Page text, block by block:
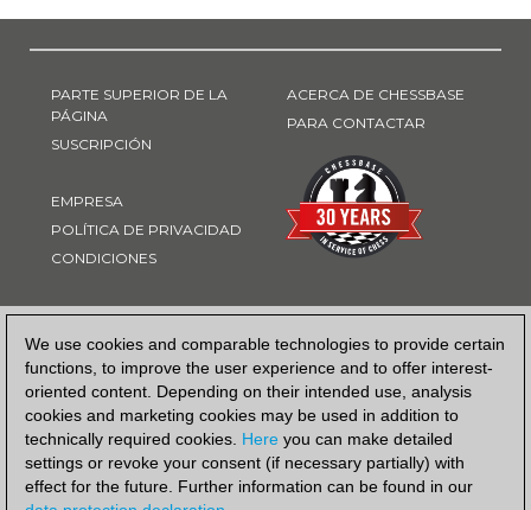
We use cookies and comparable technologies to provide certain
functions, to improve the user experience and to offer interest-
oriented content. Depending on their intended use, analysis
cookies and marketing cookies may be used in addition to
technically required cookies. Here you can make detailed
settings or revoke your consent (if necessary partially) with
effect for the future. Further information can be found in our
PARTE SUPERIOR DE LA
PÁGINA
SUSCRIPCIÓN
EMPRESA
POLÍTICA DE PRIVACIDAD
CONDICIONES
ACERCA DE CHESSBASE
PARA CONTACTAR
FORMA DE PAGO